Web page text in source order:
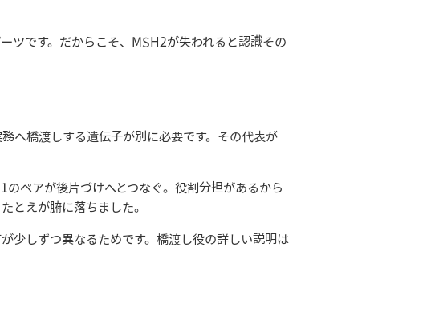
ツです。だからこそ、MSH2が失われると認識その
へ橋渡しする遺伝子が別に必要です。その代表が
ペアが後片づけへとつなぐ。役割分担があるから
とえが腑に落ちました。
少しずつ異なるためです。橋渡し役の詳しい説明は